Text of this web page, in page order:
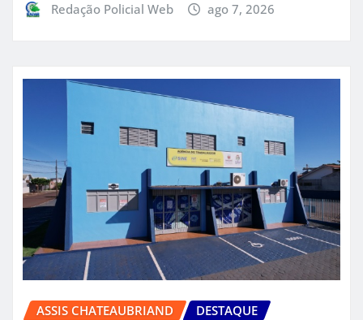
Redação Policial Web ago 7, 2026
ASSIS CHATEAUBRIAND DESTAQUE